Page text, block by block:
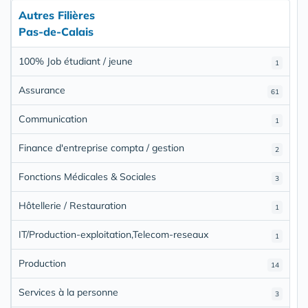
Autres Filières
Pas-de-Calais
1
100% Job étudiant / jeune
61
Assurance
1
Communication
2
Finance d'entreprise compta / gestion
3
Fonctions Médicales & Sociales
1
Hôtellerie / Restauration
1
IT/Production-exploitation,Telecom-reseaux
14
Production
3
Services à la personne